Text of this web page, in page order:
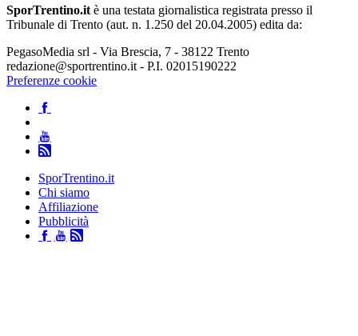
SporTrentino.it è una testata giornalistica registrata presso il
Tribunale di Trento (aut. n. 1.250 del 20.04.2005) edita da:
PegasoMedia srl - Via Brescia, 7 - 38122 Trento
redazione@sportrentino.it - P.I. 02015190222
Preferenze cookie
SporTrentino.it
Chi siamo
Affiliazione
Pubblicità